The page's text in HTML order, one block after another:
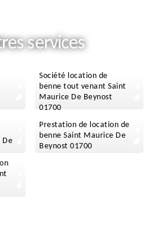
services
Société location de
benne tout venant Saint
Maurice De Beynost
01700
De
Prestation de location de
benne Saint Maurice De
Beynost 01700